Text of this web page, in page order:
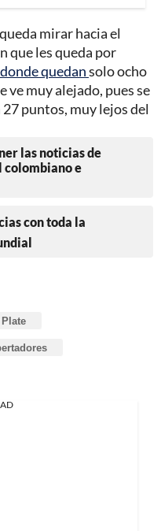
mirar hacia el
que les queda por
quedansolo ocho
ve muy alejado, pues se
puntos, muy lejos del
las noticias de
colombiano e
con toda la